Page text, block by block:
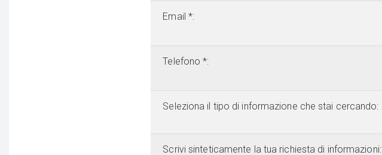
Email *:
Telefono *:
Seleziona il tipo di informazione che stai cercando:
Scrivi sinteticamente la tua richiesta di informazioni: